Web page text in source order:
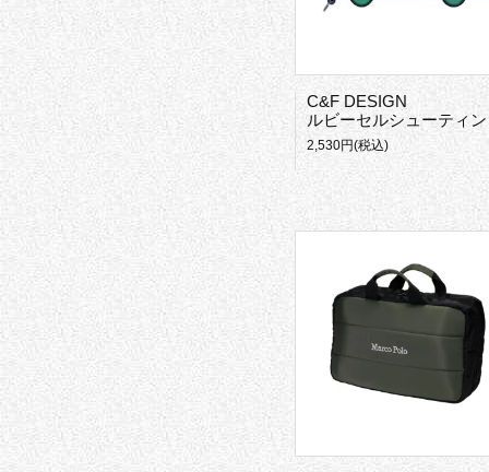
C&F DESIGN
ルビーセルシューティングプラス
2,530円(税込)